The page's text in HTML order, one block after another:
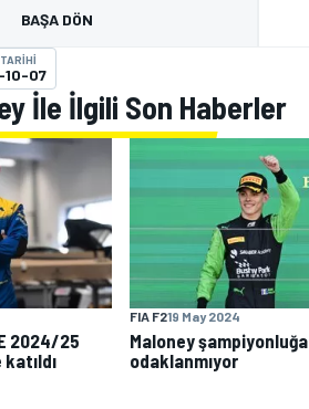
BAŞA DÖN
07
İle İlgili Son Haberler
2024/25
FIA F219 May 2024
Maloney şampiyonluğa
odaklanmıyor